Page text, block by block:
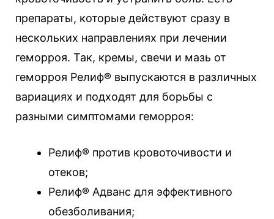
препараты, которые действуют сразу в
нескольких направлениях при лечении
геморроя. Так, кремы, свечи и мазь от
геморроя Релиф® выпускаются в различных
вариациях и подходят для борьбы с
разными симптомами геморроя:
Релиф® против кровоточивости и
отеков;
Релиф® Адванс для эффективного
обезболивания;